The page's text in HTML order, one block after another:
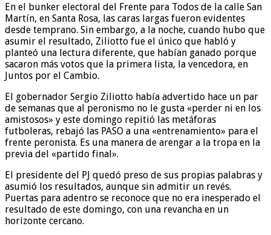
En el bunker electoral del Frente para Todos de la calle San
Martín, en Santa Rosa, las caras largas fueron evidentes
desde temprano. Sin embargo, a la noche, cuando hubo que
asumir el resultado, Ziliotto fue el único que habló y
planteó una lectura diferente, que habían ganado porque
sacaron más votos que la primera lista, la vencedora, en
Juntos por el Cambio.
El gobernador Sergio Ziliotto había advertido hace un par
de semanas que al peronismo no le gusta «perder ni en los
amistosos» y este domingo repitió las metáforas
futboleras, rebajó las PASO a una «entrenamiento» para el
frente peronista. Es una manera de arengar a la tropa en la
previa del «partido final».
El presidente del PJ quedó preso de sus propias palabras y
asumió los resultados, aunque sin admitir un revés.
Puertas para adentro se reconoce que no era inesperado el
resultado de este domingo, con una revancha en un
horizonte cercano.